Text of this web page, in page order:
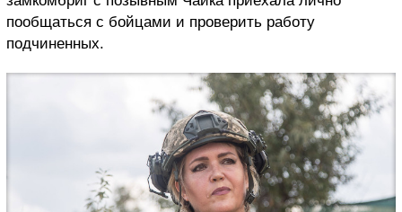
пообщаться с бойцами и проверить работу
подчиненных.